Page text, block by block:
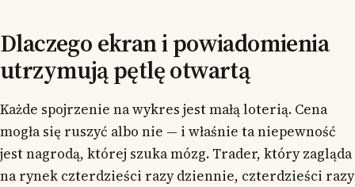
Dlaczego ekran i powiadomienia
utrzymują pętlę otwartą
Każde spojrzenie na wykres jest małą loterią. Cena
mogła się ruszyć albo nie — i właśnie ta niepewność
jest nagrodą, której szuka mózg. Trader, który zagląda
na rynek czterdzieści razy dziennie, czterdzieści razy